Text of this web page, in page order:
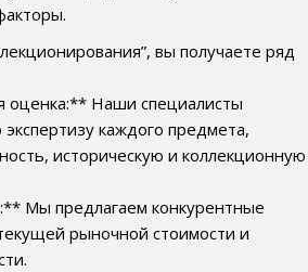
вы получаете ряд
оценка:** Наши специалисты
каждого предмета,
историческую и коллекционную
Мы предлагаем конкурентные
рыночной стоимости и